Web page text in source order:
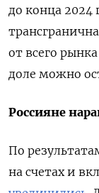
до конца 2024
от всего
доле можно
Россияне
По
на счетах и